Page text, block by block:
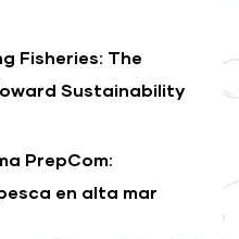
Fisheries: The
Sustainability
PrepCom:
en alta mar